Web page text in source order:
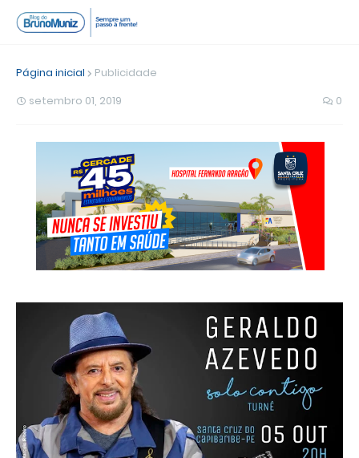
Página inicial
Publicidade
setembro 01, 2019
0